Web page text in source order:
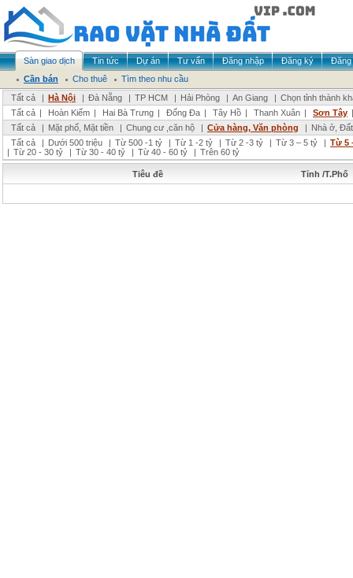
Sàn giao dịch Tin tức Dự án Tư vấn Đăng nhập Đăng ký
Đăng
Cần bán
Cho thuê
Tìm theo nhu cầu
Tất cả
| Hà Nội | Đà Nẵng | TP HCM | Hải Phòng | An Giang | Chọn tỉnh thành
Tất cả | Hoàn Kiếm | Hai Bà Trưng | Đống Đa | Tây Hồ | Thanh Xuân | Sơn Tây
Tất cả
| Mặt phố, Mặt tiền | Chung cư ,căn hộ | Cửa hàng, Văn phòng | Nhà ở,
Tất cả
| Dưới 500 triệu | Từ 500 -1 tỷ | Từ 1 -2 tỷ | Từ 2 -3 tỷ | Từ 3 – 5 tỷ | Từ 5
| Từ 20 - 30 tỷ | Từ 30 - 40 tỷ | Từ 40 - 60 tỷ | Trên 60 tỷ
Tiêu đề Tỉnh /T.Phố